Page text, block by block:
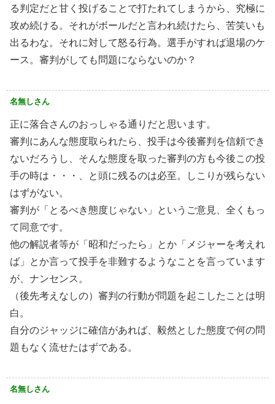
る判定だと甘く投げることで打たれてしまうから、究極に
攻め続ける。それがボールだと言われ続けたら、苦笑いも
出るわな。それに対して怒る行為。選手がすれば退場のケ
ース。審判がしても問題にならないのか？
名無しさん
正に落合さんのおっしゃる通りだと思います。
審判にあんな態度取られたら、投手は今後審判を信頼でき
ないだろうし、そんな態度を取った審判の方も今後この投
手の時は・・・、と頭に残るのは必至。しこりが残らない
はずがない。
審判が「とるべき態度じゃない」というご意見、全くもっ
て同意です。
他の解説者等が「昭和だったら」とか「メジャーを考えれ
ば」とか言って投手を非難するようなことを言っています
が、ナンセンス。
（後先考えなしの）審判の行動が問題を起こしたことは明
白。
自分のジャッジに確信があれば、毅然とした態度で何の問
題もなく流せたはずである。
名無しさん